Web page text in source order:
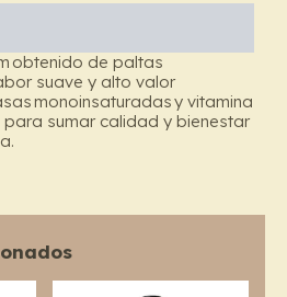
obtenido de paltas
suave y alto valor
monoinsaturadasy vitamina
para sumar calidad y bienestar